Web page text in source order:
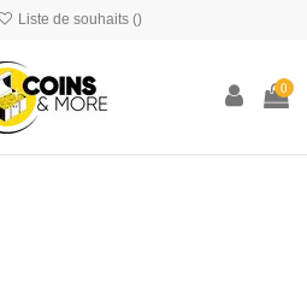
Liste de souhaits ()
0